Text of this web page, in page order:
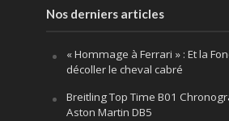
Nos derniers articles
« Hommage à Ferrari » : Et la
décoller le cheval cabré
Breitling Top Time B01
Aston Martin DB5